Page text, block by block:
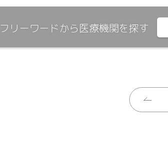
フリーワードから医療機関を探す